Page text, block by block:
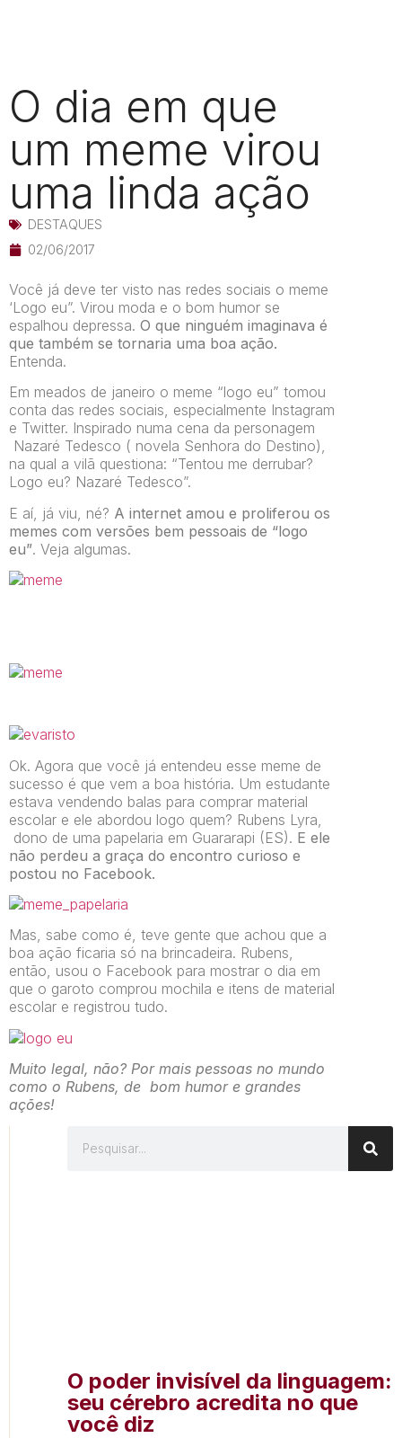
O dia em que
um meme virou
uma linda ação
DESTAQUES
02/06/2017
Você já deve ter visto nas redes sociais o meme
‘Logo eu”. Virou moda e o bom humor se
espalhou depressa. O que ninguém imaginava é
que também se tornaria uma boa ação.
Entenda.
Em meados de janeiro o meme “logo eu” tomou
conta das redes sociais, especialmente Instagram
e Twitter. Inspirado numa cena da personagem
Nazaré Tedesco ( novela Senhora do Destino),
na qual a vilã questiona: “Tentou me derrubar?
Logo eu? Nazaré Tedesco”.
E aí, já viu, né? A internet amou e proliferou os
memes com versões bem pessoais de “logo
eu”. Veja algumas.
Ok. Agora que você já entendeu esse meme de
sucesso é que vem a boa história. Um estudante
estava vendendo balas para comprar material
escolar e ele abordou logo quem? Rubens Lyra,
dono de uma papelaria em Guararapi (ES). E ele
não perdeu a graça do encontro curioso e
postou no Facebook.
Mas, sabe como é, teve gente que achou que a
boa ação ficaria só na brincadeira. Rubens,
então, usou o Facebook para mostrar o dia em
que o garoto comprou mochila e itens de material
escolar e registrou tudo.
Muito legal, não? Por mais pessoas no mundo
como o Rubens, de bom humor e grandes
ações!
O poder invisível da linguagem:
seu cérebro acredita no que
você diz